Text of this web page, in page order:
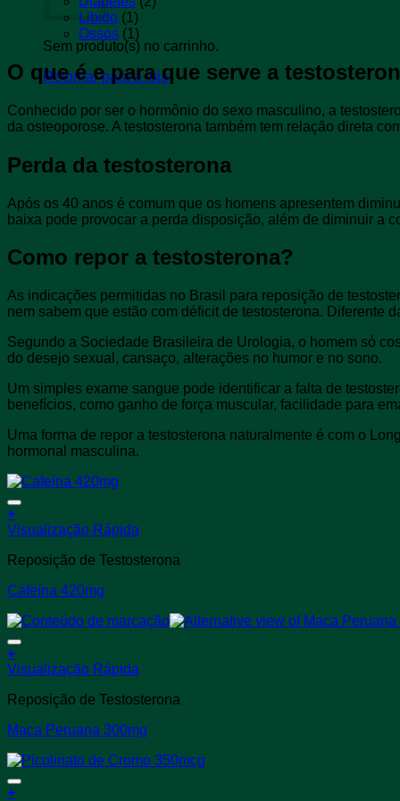
Sem produto(s) no carrinho.
Retornar para a loja
Libido (1)
Ossos (1)
O que é e para que serve a
Conhecido por ser o hormônio do sexo masculino, a
da osteoporose. A testosterona também tem relação direta
Perda da testosterona
Após os 40 anos é comum que os homens apresentem
baixa pode provocar a perda disposição, além de diminuir a
Como repor a testosterona?
As indicações permitidas no Brasil para reposição de
nem sabem que estão com déficit de testosterona. Diferente
Segundo a Sociedade Brasileira de Urologia, o homem só
do desejo sexual, cansaço, alterações no humor e no sono.
Um simples exame sangue pode identificar a falta de
benefícios, como ganho de força muscular, facilidade para
Uma forma de repor a testosterona naturalmente é com o
hormonal masculina.
+
Este
tem
variantes.
opções
podem
ser
escolhidas
página
do
produto
Visualização Rápida
Reposição de Testosterona
Cafeína 420mg
+
Este
tem
variantes.
opções
podem
ser
Visualização Rápida
Reposição de Testosterona
Maca Peruana 300mg
+